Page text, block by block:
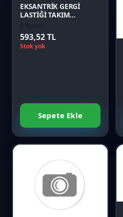
EKSANTRİK GERGİ
LASTİĞİ TAKIM
593,52 TL
Stok yok
Sepete Ekle
Favori
Karşılaştır